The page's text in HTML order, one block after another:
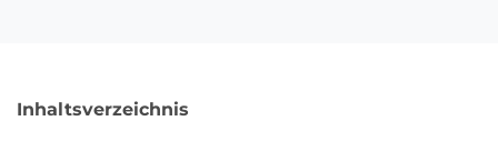
Inhaltsverzeichnis